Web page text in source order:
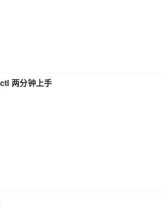
两分钟上手